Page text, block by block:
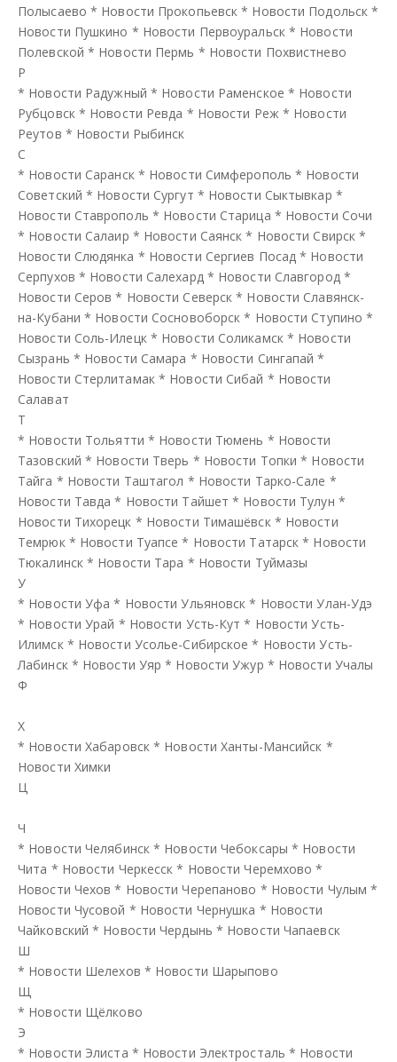
Полысаево * Новости Прокопьевск * Новости Подольск *
Новости Пушкино * Новости Первоуральск * Новости
Полевской * Новости Пермь * Новости Похвистнево
Р
* Новости Радужный * Новости Раменское * Новости
Рубцовск * Новости Ревда * Новости Реж * Новости
Реутов * Новости Рыбинск
С
* Новости Саранск * Новости Симферополь * Новости
Советский * Новости Сургут * Новости Сыктывкар *
Новости Ставрополь * Новости Старица * Новости Сочи
* Новости Салаир * Новости Саянск * Новости Свирск *
Новости Слюдянка * Новости Сергиев Посад * Новости
Серпухов * Новости Салехард * Новости Славгород *
Новости Серов * Новости Северск * Новости Славянск-
на-Кубани * Новости Сосновоборск * Новости Ступино *
Новости Соль-Илецк * Новости Соликамск * Новости
Сызрань * Новости Самара * Новости Сингапай *
Новости Стерлитамак * Новости Сибай * Новости
Салават
Т
* Новости Тольятти * Новости Тюмень * Новости
Тазовский * Новости Тверь * Новости Топки * Новости
Тайга * Новости Таштагол * Новости Тарко-Сале *
Новости Тавда * Новости Тайшет * Новости Тулун *
Новости Тихорецк * Новости Тимашёвск * Новости
Темрюк * Новости Туапсе * Новости Татарск * Новости
Тюкалинск * Новости Тара * Новости Туймазы
У
* Новости Уфа * Новости Ульяновск * Новости Улан-Удэ
* Новости Урай * Новости Усть-Кут * Новости Усть-
Илимск * Новости Усолье-Сибирское * Новости Усть-
Лабинск * Новости Уяр * Новости Ужур * Новости Учалы
Ф
Х
* Новости Хабаровск * Новости Ханты-Мансийск *
Новости Химки
Ц
Ч
* Новости Челябинск * Новости Чебоксары * Новости
Чита * Новости Черкесск * Новости Черемхово *
Новости Чехов * Новости Черепаново * Новости Чулым *
Новости Чусовой * Новости Чернушка * Новости
Чайковский * Новости Чердынь * Новости Чапаевск
Ш
* Новости Шелехов * Новости Шарыпово
Щ
* Новости Щёлково
Э
* Новости Элиста * Новости Электросталь * Новости